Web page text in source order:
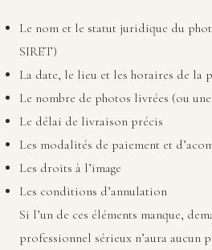
Le nom et le statut juridique du
SIRET)
La date, le lieu et les horaires de la
Le nombre de photos livrées (ou
Le délai de livraison précis
Les modalités de paiement et
Les droits à l’image
Les conditions d’annulation
Si l’un de ces éléments manque,
professionnel sérieux n’aura aucun